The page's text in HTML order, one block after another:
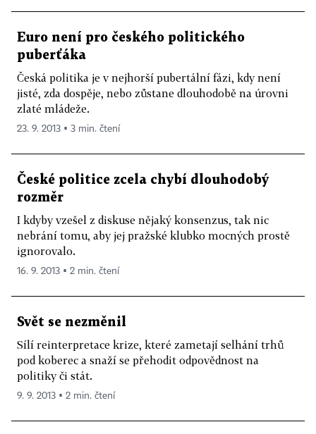
Euro není pro českého politického
puberťáka
Česká politika je v nejhorší pubertální fázi, kdy není
jisté, zda dospěje, nebo zůstane dlouhodobě na úrovni
zlaté mládeže.
23. 9. 2013 ▪ 3 min. čtení
České politice zcela chybí dlouhodobý
rozměr
I kdyby vzešel z diskuse nějaký konsenzus, tak nic
nebrání tomu, aby jej pražské klubko mocných prostě
ignorovalo.
16. 9. 2013 ▪ 2 min. čtení
Svět se nezměnil
Sílí reinterpretace krize, které zametají selhání trhů
pod koberec a snaží se přehodit odpovědnost na
politiky či stát.
9. 9. 2013 ▪ 2 min. čtení